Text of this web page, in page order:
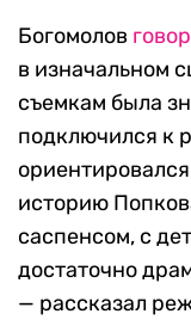
Богомолов
в изначальном
съемкам была
подключился к
историю
саспенсом, с
достаточно
— рассказал